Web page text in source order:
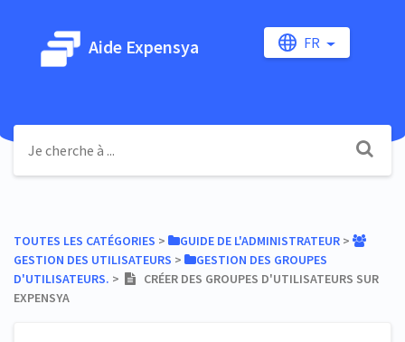
Aide Expensya FR
TOUTES LES CATÉGORIES ​ > ​ ​GUIDE DE L'ADMINISTRATEUR ​ > ​
GESTION DES UTILISATEURS ​ > ​
​GESTION DES GROUPES
D'UTILISATEURS. ​ > ​
CRÉER DES GROUPES D'UTILISATEURS SUR
EXPENSYA